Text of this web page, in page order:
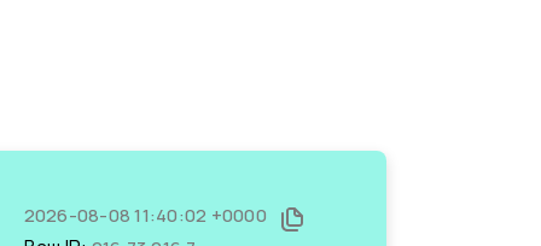
2026-08-08 11:40:02 +0000